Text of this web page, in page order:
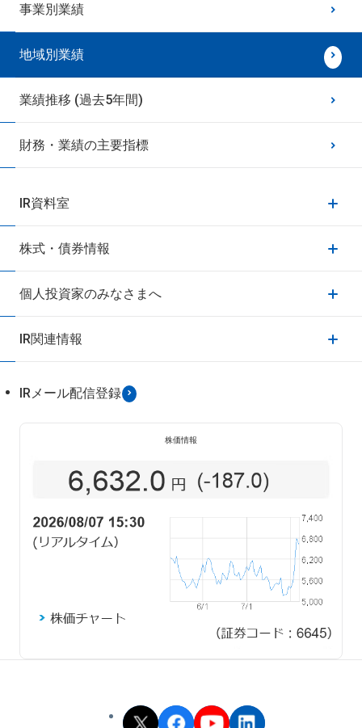
事業別業績
地域別業績
業績推移 (過去5年間)
財務・業績の主要指標
IR資料室
株式・債券情報
個人投資家のみなさまへ
IR関連情報
IRメール配信登録
株価情報